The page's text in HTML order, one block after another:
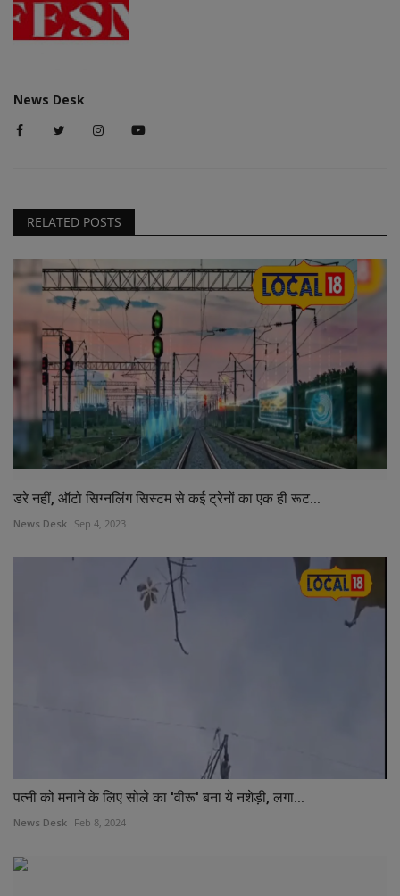
News Desk
RELATED POSTS
डरे नहीं, ऑटो सिग्नलिंग सिस्टम से कई ट्रेनों का एक ही रूट...
News Desk Sep 4, 2023
पत्नी को मनाने के लिए सोले का 'वीरू' बना ये नशेड़ी, लगा...
News Desk Feb 8, 2024